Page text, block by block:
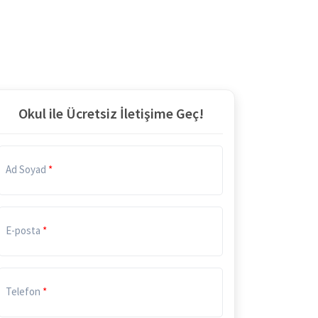
Okul ile Ücretsiz İletişime Geç!
Ad Soyad
E-posta
Telefon